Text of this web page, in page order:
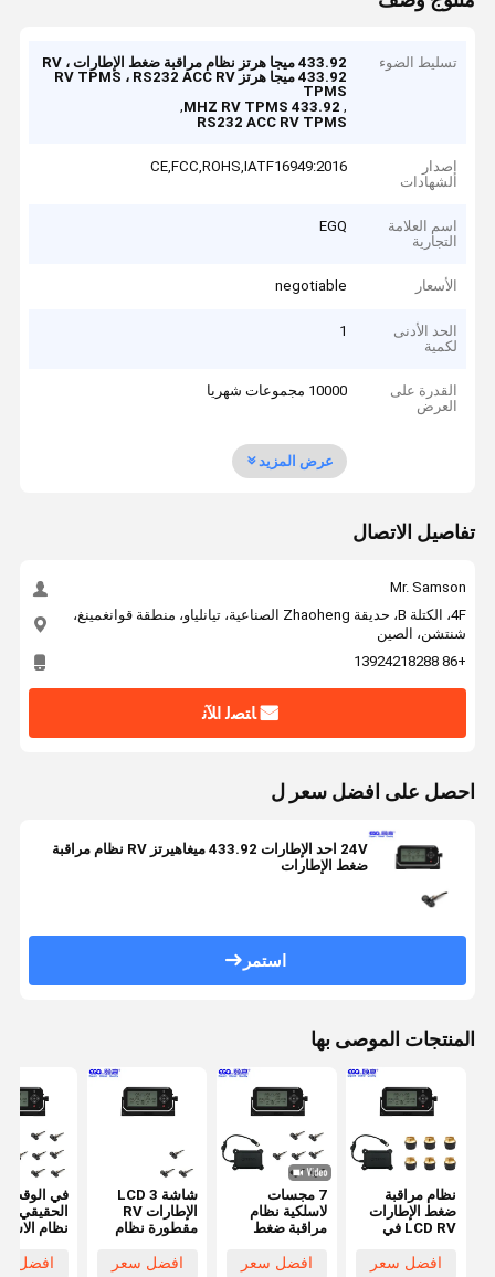
تسليط الضوء
433.92 ميجا هرتز نظام مراقبة ضغط الإطارات RV ،
433.92 ميجا هرتز RV TPMS ، RS232 ACC RV
TPMS
,
433.92 MHZ RV TPMS
,
RS232 ACC RV TPMS
إصدار
الشهادات
CE,FCC,ROHS,IATF16949:2016
اسم العلامة
التجارية
EGQ
الأسعار negotiable
الحد الأدنى
لكمية
1
القدرة على
العرض
10000 مجموعات شهريا
عرض المزيد
تفاصيل الاتصال
Mr. Samson
4F، الكتلة B، حديقة Zhaoheng الصناعية، تيانلياو، منطقة قوانغمينغ،
شنتشن، الصين
+86 13924218288
ﺎﺘﺼﻟ ﺍﻶﻧ
احصل على افضل سعر ل
24V احد الإطارات 433.92 ميغاهيرتز RV نظام مراقبة
ضغط الإطارات
استمر
المنتجات الموصى بها
نظام مراقبة
ضغط الإطارات
LCD RV في
TPMS إدخال
افضل سعر
7 مجسات
لاسلكية نظام
مراقبة ضغط
افضل سعر
شاشة LCD 3
الإطارات RV
مقطورة نظام
الإطارات
افضل سعر
في الوقت
الحقيقي
نظام
لإعادة
افضل